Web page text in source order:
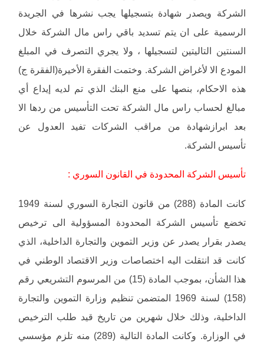
الشركة ويصدر شهادة بتسجيلها يجب نشرها في الجريدة
الرسمية على ان يتم تسديد باقي راس مال الشركة خلال
السنتين التاليتين لتسجيلها ، ولا يجري التصرف في المبلغ
المودع الا لأغراض الشركة. وختمت الفقرة الأخيرة(الفقرة ج)
هذه الاحكام، بنصها على منع البنك الذي تم لديه إيداع أي
مبالغ لحساب راس مال الشركة تحت التأسيس من ردها الا
بعد ابرازشهادة من مراقب الشركات تفيد العدول عن
تأسيس الشركة.
تأسيس الشركة المحدودة في القانون السوري :
كانت المادة (288) من قانون التجارة السوري لسنة 1949
تخضع تأسيس الشركة المحدودة المسؤولية الى ترخيص
يصدر بقرار يصدر عن وزير التموين والتجارة الداخلية، الذي
كانت قد انتقلت اليه اختصاصات وزير الاقتصاد الوطني في
هذا الشأن، بموجب المادة (15) من المرسوم التشريعي رقم
(158) لسنة 1969 المتضمن تنظيم وزارة التموين والتجارة
الداخلية، وذلك خلال شهرين من تاريخ قيد طلب الترخيص
في الوزارة. وكانت المادة التالية (289) منه تلزم مؤسسي